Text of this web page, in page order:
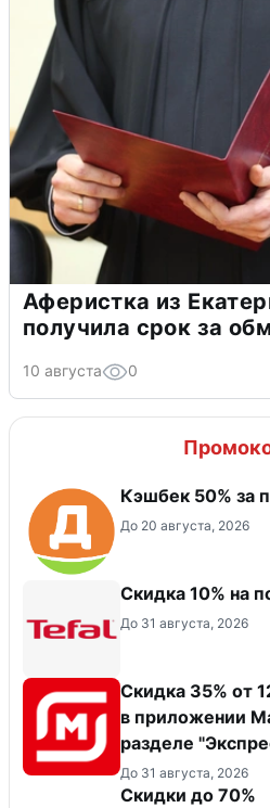
Аферистка из
получила срок за
10 августа 0
Кэшбек 50% за
До 20 августа, 2026
Скидка 10% на
До 31 августа, 2026
Скидка 35% от
в приложении
разделе
До 31 августа, 2026
Скидки до 70%